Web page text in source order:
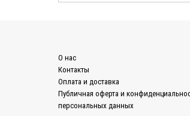
О нас
Контакты
Оплата и доставка
Публичная оферта и
персональных данных